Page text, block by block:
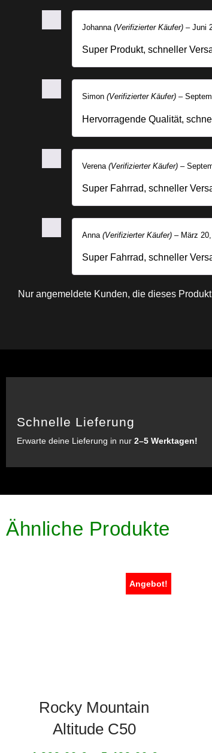
Johanna (Verifizierter Käufer) – Juni
Super Produkt, schneller
Simon (Verifizierter Käufer) –
Hervorragende Qualität,
Verena (Verifizierter Käufer) –
Super Fahrrad, schneller
Anna (Verifizierter Käufer) – März
Super Fahrrad, schneller
Nur angemeldete Kunden, die dieses
Schnelle Lieferung
Erwarte deine Lieferung in nur 2–5 Werktagen!
Ähnliche Produkte
Angebot!
Rocky Mountain
Altitude C50